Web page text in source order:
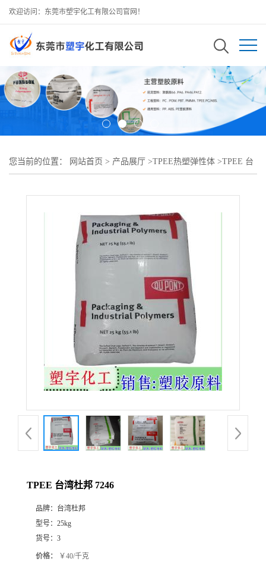
欢迎访问：东莞市塑宇化工有限公司官网！
您当前的位置： 网站首页 > 产品展厅 >TPEE热塑弹性体 >TPEE 台
TPEE 台湾杜邦 7246
品牌： 台湾杜邦
型号： 25kg
货号： 3
价格： ￥40/千克